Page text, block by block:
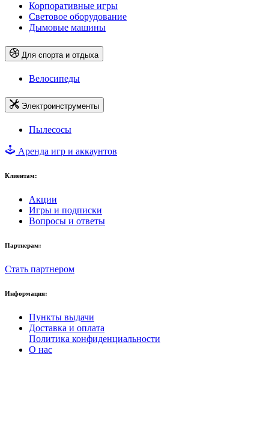
Корпоративные игры
Световое оборудование
Дымовые машины
Для спорта и отдыха
Велосипеды
Электроинструменты
Пылесосы
Аренда игр и аккаунтов
Клиентам:
Акции
Игры и подписки
Вопросы и ответы
Партнерам:
Стать партнером
Информация:
Пункты выдачи
Доставка и оплата
Политика конфиденциальности
О нас